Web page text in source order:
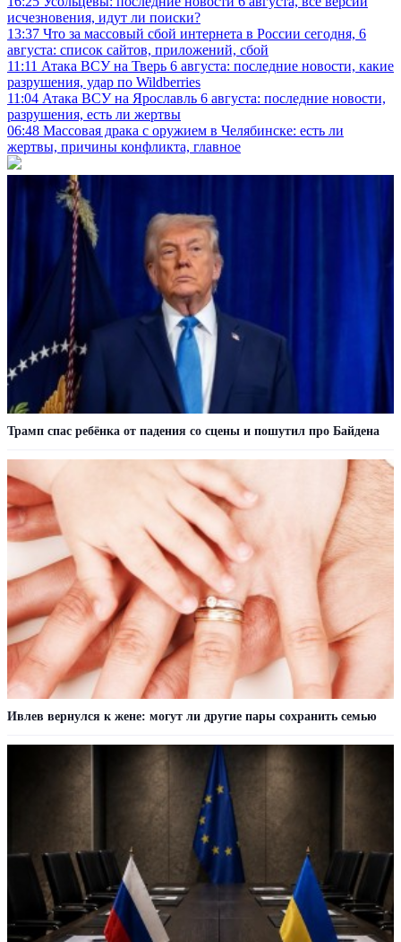
исчезновения, идут ли поиски?
13:37 Что за массовый сбой интернета в России сегодня, 6
августа: список сайтов, приложений, сбой
11:11 Атака ВСУ на Тверь 6 августа: последние новости, какие
разрушения, удар по Wildberries
11:04 Атака ВСУ на Ярославль 6 августа: последние новости,
разрушения, есть ли жертвы
06:48 Массовая драка с оружием в Челябинске: есть ли
жертвы, причины конфликта, главное
Трамп спас ребёнка от падения со сцены и пошутил про Байдена
Ивлев вернулся к жене: могут ли другие пары сохранить семью